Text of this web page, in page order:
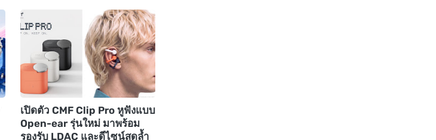
เปิดตัว CMF Clip Pro หูฟังแบบ
Open-ear รุ่นใหม่ มาพร้อม
รองรับ LDAC และดีไซน์สุดล้ำ